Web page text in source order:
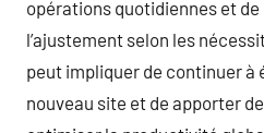
opérations quotidiennes et
l’ajustement selon les
peut impliquer de continuer à
nouveau site et de apporter